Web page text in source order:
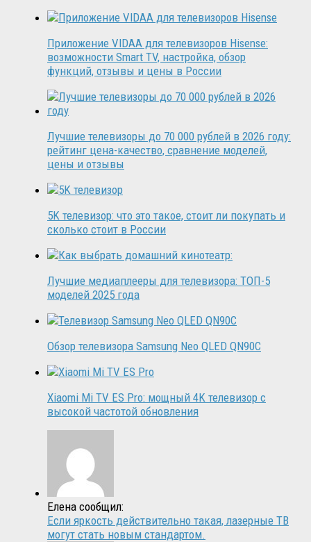
Приложение VIDAA для телевизоров Hisense:
возможности Smart TV, настройка, обзор
функций, отзывы и цены в России
Лучшие телевизоры до 70 000 рублей в 2026 году:
рейтинг цена-качество, сравнение моделей,
цены и отзывы
5K телевизор: что это такое, стоит ли покупать и
сколько стоит в России
Лучшие медиаплееры для телевизора: ТОП-5
моделей 2025 года
Обзор телевизора Samsung Neo QLED QN90C
Xiaomi Mi TV ES Pro: мощный 4K телевизор с
высокой частотой обновления
Елена сообщил:
Если яркость действительно такая, лазерные ТВ
могут стать новым стандартом.